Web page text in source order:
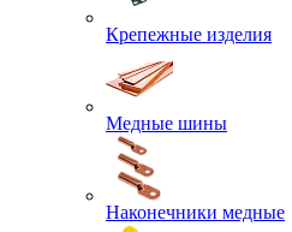
Крепежные изделия
Медные шины
Наконечники медные